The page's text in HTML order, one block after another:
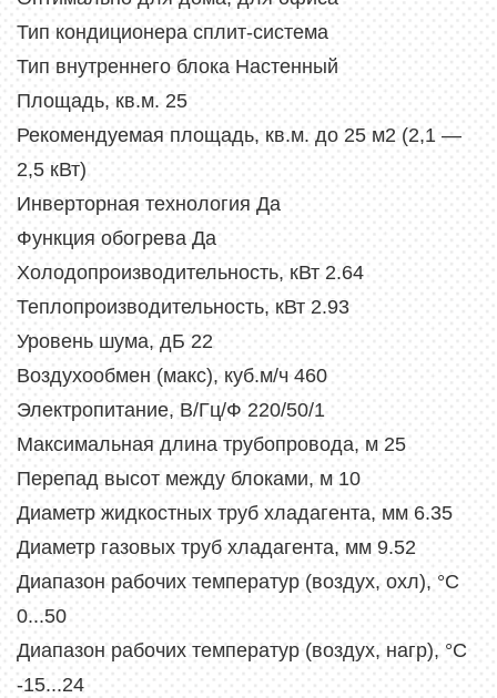
Тип кондиционера сплит-система
Тип внутреннего блока Настенный
Площадь, кв.м. 25
Рекомендуемая площадь, кв.м. до 25 м2 (2,1 —
2,5 кВт)
Инверторная технология Да
Функция обогрева Да
Холодопроизводительность, кВт 2.64
Теплопроизводительность, кВт 2.93
Уровень шума, дБ 22
Воздухообмен (макс), куб.м/ч 460
Электропитание, В/Гц/Ф 220/50/1
Максимальная длина трубопровода, м 25
Перепад высот между блоками, м 10
Диаметр жидкостных труб хладагента, мм 6.35
Диаметр газовых труб хладагента, мм 9.52
Диапазон рабочих температур (воздух, охл), °C
0...50
Диапазон рабочих температур (воздух, нагр), °C
-15...24